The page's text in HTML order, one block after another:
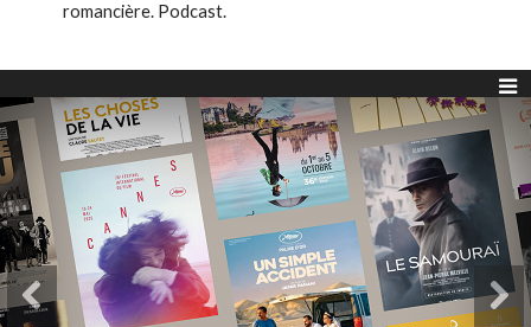
romancière. Podcast.